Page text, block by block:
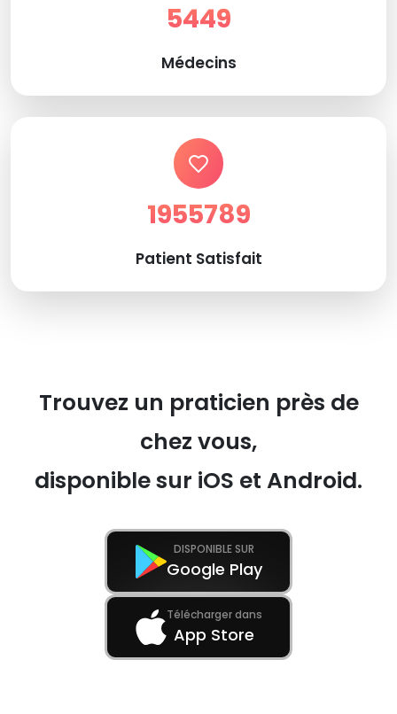
5449
Médecins
1955789
Patient Satisfait
Trouvez un praticien près de
chez vous,
disponible sur iOS et Android.
DISPONIBLE SUR
Google Play
Télécharger dans
App Store